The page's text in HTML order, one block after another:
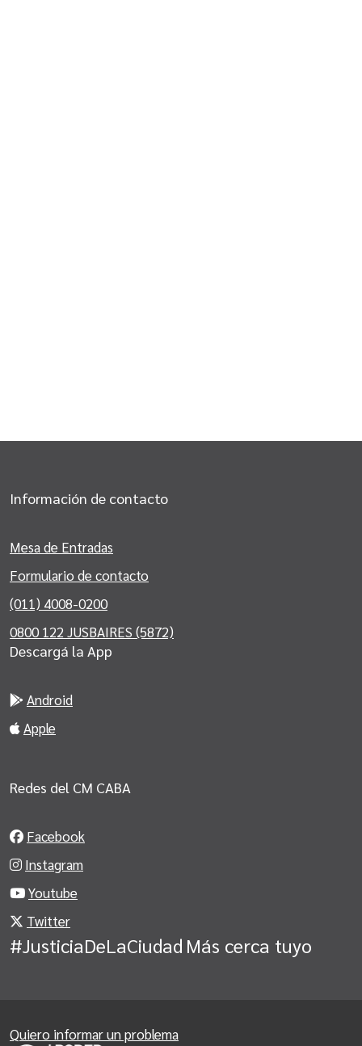
Información de contacto
Mesa de Entradas
Formulario de contacto
(011) 4008-0200
0800 122 JUSBAIRES (5872)
Descargá la App
Android
Apple
Redes del CM CABA
Facebook
Instagram
Youtube
Twitter
#JusticiaDeLaCiudad Más cerca tuyo
Quiero informar un problema